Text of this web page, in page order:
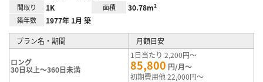
間取り 1K 面積 30.78m²
築年数 1977年 1月 築
プラン名・期間 月額目安
ロング
30日以上～360日未満
1日当たり 2,200円～
85,800 円/月～
初期費用他 22,000円～